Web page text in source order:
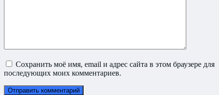
Сохранить моё имя, email и адрес сайта в этом браузере для
последующих моих комментариев.